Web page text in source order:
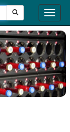
Toggle